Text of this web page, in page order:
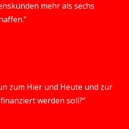
mehr als sechs
zum Hier und Heute und zur
werden soll?“